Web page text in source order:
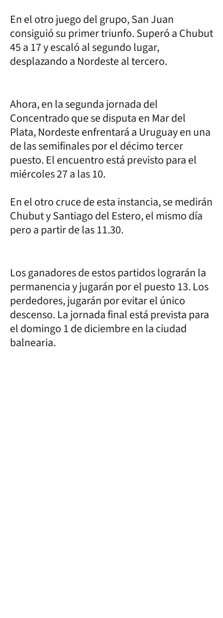
En el otro juego del grupo, San Juan
consiguió su primer triunfo. Superó a Chubut
45 a 17 y escaló al segundo lugar,
desplazando a Nordeste al tercero.
Ahora, en la segunda jornada del
Concentrado que se disputa en Mar del
Plata, Nordeste enfrentará a Uruguay en una
de las semifinales por el décimo tercer
puesto. El encuentro está previsto para el
miércoles 27 a las 10.
En el otro cruce de esta instancia, se medirán
Chubut y Santiago del Estero, el mismo día
pero a partir de las 11.30.
Los ganadores de estos partidos lograrán la
permanencia y jugarán por el puesto 13. Los
perdedores, jugarán por evitar el único
descenso. La jornada final está prevista para
el domingo 1 de diciembre en la ciudad
balnearia.